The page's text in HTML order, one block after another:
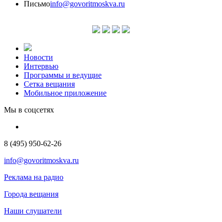
Письмоinfo@govoritmoskva.ru
Новости
Интервью
Программы и ведущие
Сетка вещания
Мобильное приложение
Мы в соцсетях
8 (495) 950-62-26
info@govoritmoskva.ru
Реклама на радио
Города вещания
Наши слушатели